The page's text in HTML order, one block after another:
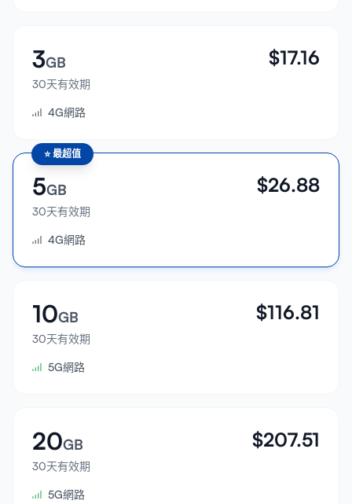
3GB
30天有效期
$17.16
4G網路
⭐最超值
5GB
30天有效期
$26.88
4G網路
10GB
30天有效期
$116.81
5G網路
20GB
30天有效期
$207.51
5G網路